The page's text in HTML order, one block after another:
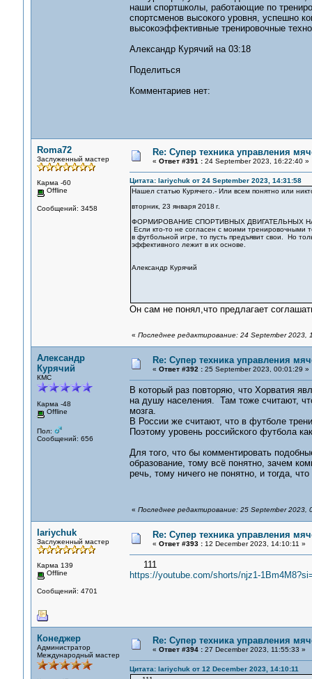
наши спортшколы, работающие по
спортсменов высокого уровня, успешно
высокоэффективные тренировочные
Александр Курячий на 03:18
Поделиться
Комментариев нет:
Roma72
Заслуженный мастер
Карма -60
Offline
Сообщений: 3458
Re: Супер техника управления
« Ответ #391 :24 September 2023, 16:22:40 »
Цитата: lariychuk от 24 September 2023, 14:31:58
Нашел статью Курячего.- Или всем понятно или
вторник, 23 января 2018 г.
ФОРМИРОВАНИЕ СПОРТИВНЫХ ДВИГАТЕЛЬНЫХ
Если кто-то не согласен с моими тренировочными
в футбольной игре, то пусть предъявит свои. Но
эффективного лежит в их основе.
Александр Курячий
Он сам не понял,что предлагает
« Последнее редактирование: 24 September 2023,
Александр
Курячий
КМС
Карма -48
Offline
Пол:
Сообщений: 656
Re: Супер техника управления
« Ответ #392 :25 September 2023, 00:01:29 »
В который раз повторяю, что Хорватия
на душу населения. Там тоже считают,
мозга.
В России же считают, что в футболе
Поэтому уровень российского футбола
Для того, что бы комментировать
образование, тому всё понятно, зачем
речь, тому ничего не понятно, и тогда,
« Последнее редактирование: 25 September 2023,
lariychuk
Заслуженный мастер
Карма 139
Offline
Сообщений: 4701
Re: Супер техника управления
« Ответ #393 :12 December 2023, 14:10:11 »
111
https://youtube.com/shorts/njz1-
Конеджер
Администратор
Международный мастер
Re: Супер техника управления
« Ответ #394 :27 December 2023, 11:55:33 »
Цитата: lariychuk от 12 December 2023, 14:10:11